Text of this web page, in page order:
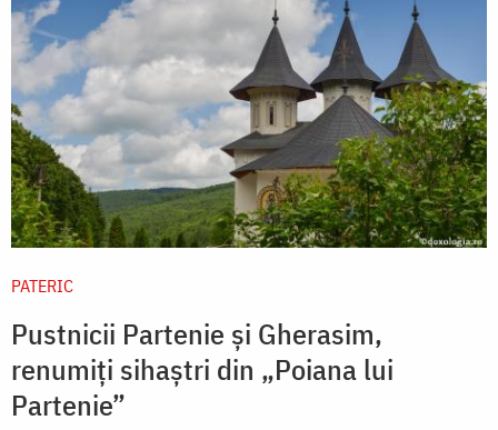
PATERIC
Pustnicii Partenie și Gherasim,
renumiți sihaștri din „Poiana lui
Partenie”